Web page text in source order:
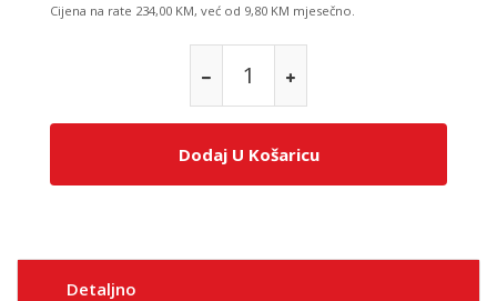
Cijena na rate 234,00 KM, već od 9,80 KM mjesečno.
Dodaj U Košaricu
Detaljno